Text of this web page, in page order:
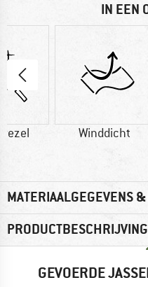
IN EEN
Winddicht
MATERIAALGEGEVENS
PRODUCTBESCHRIJVING
GEVOERDE